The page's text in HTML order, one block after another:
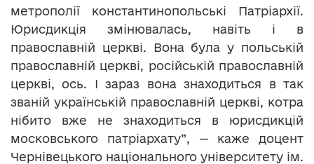
метрополії константинопольські Патріархії.
Юрисдикція змінювалась, навіть і в
православній церкві. Вона була у польській
православній церкві, російській православній
церкві, ось. І зараз вона знаходиться в так
званій українській православній церкві, котра
нібито вже не знаходиться в юрисдикцій
московського патріархату”, — каже доцент
Чернівецького національного університету ім.